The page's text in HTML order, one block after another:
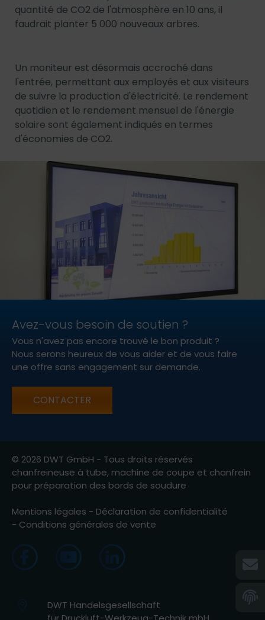
quantité de CO2 de l'atmosphère en 10 ans, il
faudrait planter 5 000 nouveaux arbres.
Un moniteur est désormais accroché dans
l'entrée, permettant aux employés et aux visiteurs
de suivre la production d'électricité. Le rendement
quotidien et le rendement mensuel de l'énergie
solaire sont également indiqués en termes
d'économies de CO2.
Avez-vous besoin de soutien ?
Vous n'avez pas encore trouvé le bon produit ?
Nous serons heureux de vous aider et de vous faire
une offre sans engagement sur demande.
CONTACTER
© 2026 DWT GmbH - Tous droits réservés
chanfreineuse à tube, machine de coupe et chanfrein
pour préparation des bords de soudure
Mentions légales - Déclaration de confidentialité
- Conditions générales de vente
DWT Handelsgesellschaft